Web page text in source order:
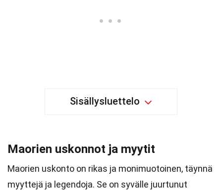
Sisällysluettelo
Maorien uskonnot ja myytit
Maorien uskonto on rikas ja monimuotoinen, täynnä
myyttejä ja legendoja. Se on syvälle juurtunut